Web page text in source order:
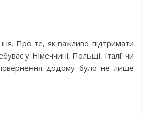
Про те, як важливо підтримати
у Німеччині, Польщі, Італії чи
повернення додому було не лише